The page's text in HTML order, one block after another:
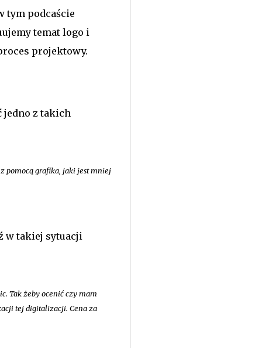
tym podcaście
temat logo i
projektowy.
jedno z takich
pomocą grafika, jaki jest mniej
w takiej sytuacji
Tak żeby ocenić czy mam
tej digitalizacji. Cena za